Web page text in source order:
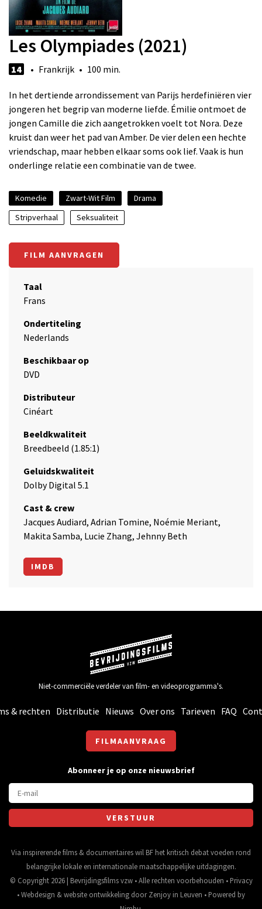
Les Olympiades (2021)
14 • Frankrijk • 100 min.
In het dertiende arrondissement van Parijs herdefiniëren vier
jongeren het begrip van moderne liefde. Émilie ontmoet de
jongen Camille die zich aangetrokken voelt tot Nora. Deze
kruist dan weer het pad van Amber. De vier delen een hechte
vriendschap, maar hebben elkaar soms ook lief. Vaak is hun
onderlinge relatie een combinatie van de twee.
Komedie Zwart-Wit Film
Drama
Stripverhaal
Seksualiteit
FILM AANVRAGEN
Taal
Frans
Ondertiteling
Nederlands
Beschikbaar op
DVD
Distributeur
Cinéart
Beeldkwaliteit
Breedbeeld (1.85:1)
Geluidskwaliteit
Dolby Digital 5.1
Cast & crew
Jacques Audiard, Adrian Tomine, Noémie Meriant,
Makita Samba, Lucie Zhang, Jehnny Beth
IMDB
Niet-commerciële verdeler van film- en videoprogramma's.
& rechten Distributie Nieuws Over ons Tarieven FAQ
FILMAANVRAAG
Abonneer je op onze nieuwsbrief
Via inspirerende films & documentaires wil BF het kritisch debat voeden rond
belangrijke lokale en internationale maatschappelijke uitdagingen.
© Copyright 2026 | Bevrijdingsfilms vzw • Alle rechten voorbehouden • Privacy
•Webdesign & website ontwikkeling doorZenjoy in Leuven • Powered by